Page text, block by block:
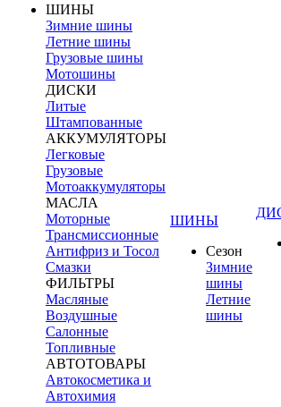
ШИНЫ
Зимние шины
Летние шины
Грузовые шины
Мотошины
ДИСКИ
Литые
Штампованные
АККУМУЛЯТОРЫ
Легковые
Грузовые
Мотоаккумуляторы
МАСЛА
Моторные
Трансмиссионные
Антифриз и Тосол
Смазки
ФИЛЬТРЫ
Масляные
Воздушные
Салонные
Топливные
АВТОТОВАРЫ
Автокосметика и
Автохимия
ШИНЫ
Сезон
Зимние
шины
Летние
шины